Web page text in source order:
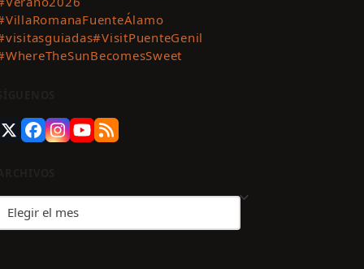
#VisitPuenteGenil
Twitter
Facebook
Instagram
YouTube
RSS
Archivos